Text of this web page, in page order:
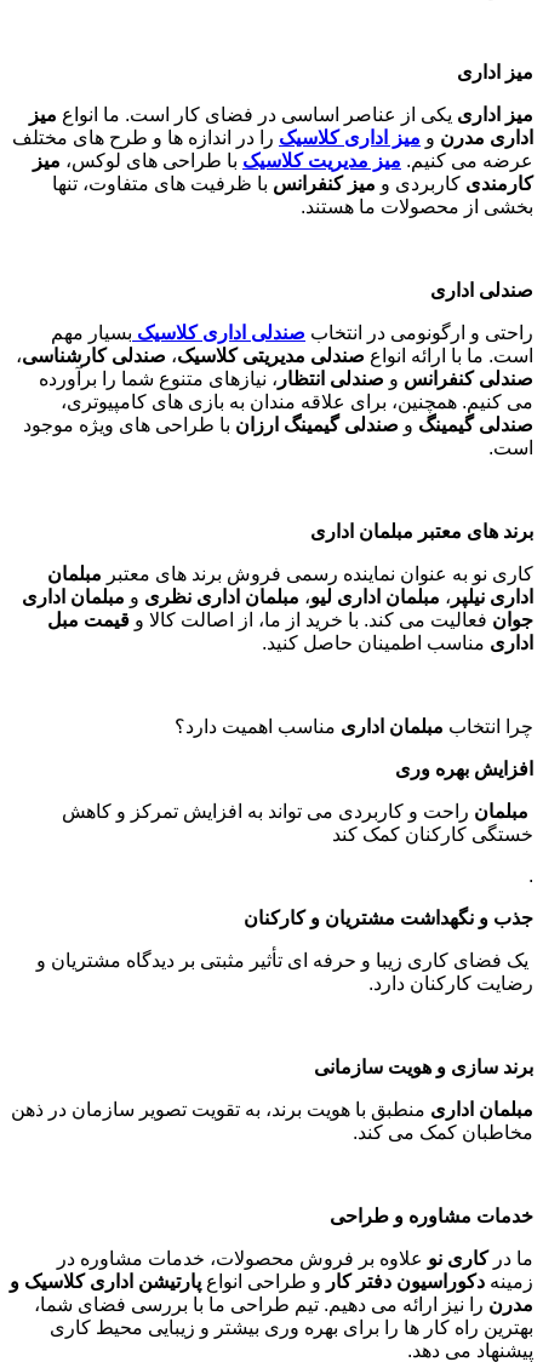
میز اداری
میز اداری یکی از عناصر اساسی در فضای کار است. ما انواع میز
اداری مدرن و میز اداری کلاسیک را در اندازه ها و طرح های مختلف
عرضه می کنیم. میز مدیریت کلاسیک با طراحی های لوکس، میز
کارمندی کاربردی و میز کنفرانس با ظرفیت های متفاوت، تنها
بخشی از محصولات ما هستند.
صندلی اداری
راحتی و ارگونومی در انتخاب صندلی اداری کلاسیک بسیار مهم
است. ما با ارائه انواع صندلی مدیریتی کلاسیک، صندلی کارشناسی،
صندلی کنفرانس و صندلی انتظار ، نیازهای متنوع شما را برآورده
می کنیم. همچنین، برای علاقه مندان به بازی های کامپیوتری،
صندلی گیمینگ و صندلی گیمینگ ارزان با طراحی های ویژه موجود
است.
برند های معتبر مبلمان اداری
کاری نو به عنوان نماینده رسمی فروش برند های معتبر مبلمان
اداری نیلپر ، مبلمان اداری لیو، مبلمان اداری نظری و مبلمان اداری
جوان فعالیت می کند. با خرید از ما، از اصالت کالا و قیمت مبل
اداری مناسب اطمینان حاصل کنید.
چرا انتخاب مبلمان اداری مناسب اهمیت دارد؟
افزایش بهره وری
مبلمان راحت و کاربردی می تواند به افزایش تمرکز و کاهش
خستگی کارکنان کمک کند
.
جذب و نگهداشت مشتریان و کارکنان
یک فضای کاری زیبا و حرفه ای تأثیر مثبتی بر دیدگاه مشتریان و
رضایت کارکنان دارد.
برند سازی و هویت سازمانی
مبلمان اداری منطبق با هویت برند، به تقویت تصویر سازمان در ذهن
مخاطبان کمک می کند.
خدمات مشاوره و طراحی
ما درکاری نو علاوه بر فروش محصولات، خدمات مشاوره در
زمینه دکوراسیون دفتر کار و طراحی انواع پارتیشن اداری کلاسیک و
مدرن را نیز ارائه می دهیم. تیم طراحی ما با بررسی فضای شما،
بهترین راه کار ها را برای بهره وری بیشتر و زیبایی محیط کاری
پیشنهاد می دهد.